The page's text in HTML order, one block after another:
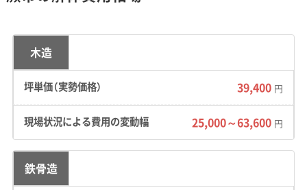
費用が割高になりがちです。隣家との隙間が数
十センチしかない現場も珍しくなく、手作業や
小型重機での慎重な作業が必須となり、工期の
長期化と人件費の増加につながります。
運営者 稲垣
蕨市のような旧宿場町エリアの現
木造
39,400 円
25,000～63,600 円
鉄骨造